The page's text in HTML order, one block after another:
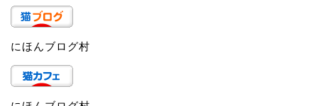
にほんブログ村